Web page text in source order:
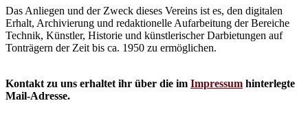
Das Anliegen und der Zweck dieses Vereins ist es, den digitalen
Erhalt, Archivierung und redaktionelle Aufarbeitung der Bereiche
Technik, Künstler, Historie und künstlerischer Darbietungen auf
Tonträgern der Zeit bis ca. 1950 zu ermöglichen.
Kontakt zu uns erhaltet ihr über die im Impressum hinterlegte
Mail-Adresse.